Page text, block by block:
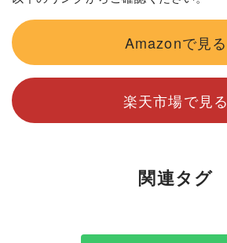
Amazonで見る
楽天市場で見る
関連タグ